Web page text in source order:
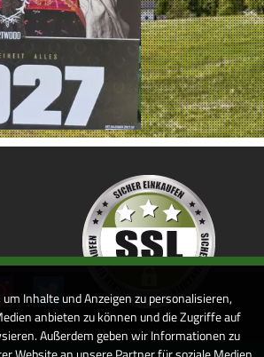
Inhalte und Anzeigen zu personalisieren,
anbieten zu können und die Zugriffe auf
Außerdem geben wir Informationen zu